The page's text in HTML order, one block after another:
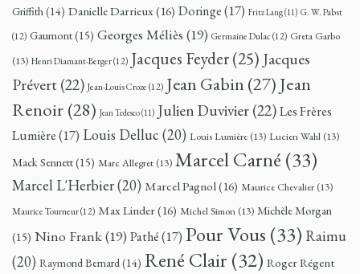
Griffith(14) Danielle Darrieux(16) Doringe(17) Fritz Lang(11) G. W. Pabst
(12) Gaumont(15) Georges Méliès (19) Germaine Dulac (12) Greta Garbo
(13) Henri Diamant-Berger(12) Jacques Feyder(25) Jacques
Prévert(22) Jean-Louis Croze (12) Jean Gabin (27) Jean
Renoir (28) Jean Tedesco(11) Julien Duvivier(22)Les Frères
Lumière(17) Louis Delluc (20) Louis Lumière (13) Lucien Wahl (13)
Mack Sennett(15) Marc Allegret (13) Marcel Carné (33)
Marcel L'Herbier(20) Marcel Pagnol(16) Maurice Chevalier (13)
Maurice Tourneur(12) Max Linder(16) Michel Simon (13) Michèle Morgan
(15) Nino Frank(19) Pathé(17) Pour Vous (33) Raimu
(20) Raymond Bernard(14) René Clair (32) Roger Régent